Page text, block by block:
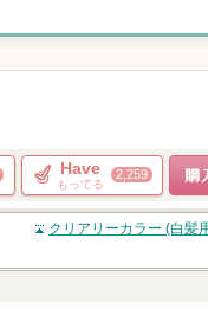
Have
もってる
2,259
ショ
クリアリーカラー (白髪